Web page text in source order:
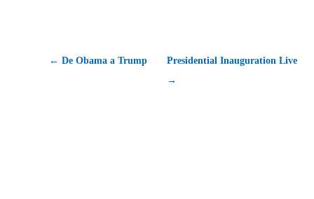
← De Obama a Trump
Presidential Inauguration Live
→